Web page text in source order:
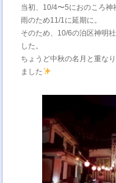
当初、10/4〜5におのころ神
雨のため11/1に延期に。
そのため、10/6の泊区神明
した。
ちょうど中秋の名月と重な
ました